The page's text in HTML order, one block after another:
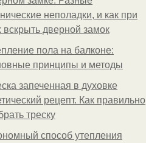
неполадки, и как при
вскрыть дверной замок
пола на балконе:
принципы и методы
запеченная в духовке
рецепт. Как правильно
треску
способ утепления